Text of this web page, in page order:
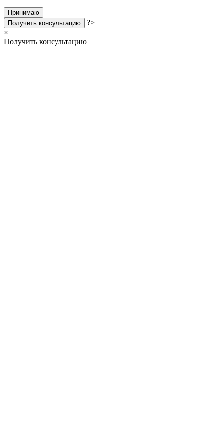
Принимаю
Получить консультацию
?>
×
Получить консультацию